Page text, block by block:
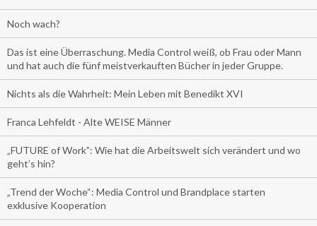
Noch wach?
Das ist eine Überraschung. Media Control weiß, ob Frau oder Mann
und hat auch die fünf meistverkauften Bücher in jeder Gruppe.
Nichts als die Wahrheit: Mein Leben mit Benedikt XVI
Franca Lehfeldt - Alte WEISE Männer
„FUTURE of Work”: Wie hat die Arbeitswelt sich verändert und wo
geht’s hin?
„Trend der Woche“: Media Control und Brandplace starten
exklusive Kooperation